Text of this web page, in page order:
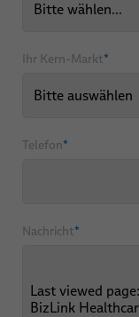
Ihr Kern-Markt*
Telefon*
Nachricht*